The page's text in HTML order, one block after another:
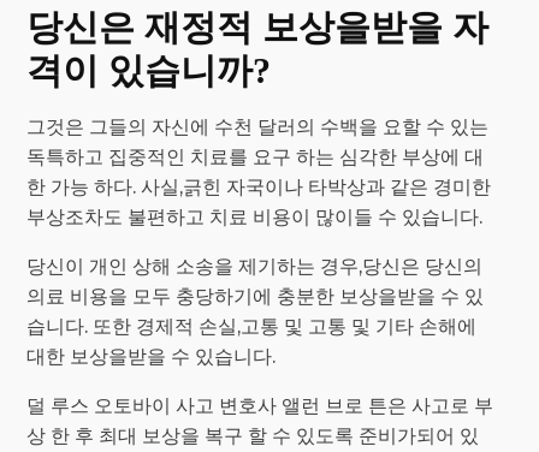
당신은 재정적 보상을받을 자
격이 있습니까?
그것은 그들의 자신에 수천 달러의 수백을 요할 수 있는
독특하고 집중적인 치료를 요구 하는 심각한 부상에 대
한 가능 하다. 사실,긁힌 자국이나 타박상과 같은 경미한
부상조차도 불편하고 치료 비용이 많이들 수 있습니다.
당신이 개인 상해 소송을 제기하는 경우,당신은 당신의
의료 비용을 모두 충당하기에 충분한 보상을받을 수 있
습니다. 또한 경제적 손실,고통 및 고통 및 기타 손해에
대한 보상을받을 수 있습니다.
덜 루스 오토바이 사고 변호사 앨런 브로 튼은 사고로 부
상 한 후 최대 보상을 복구 할 수 있도록 준비가되어 있